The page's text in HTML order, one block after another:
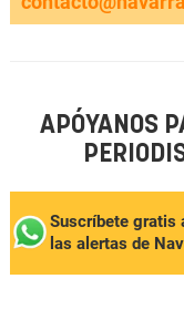
APÓYANOS
Suscríbete gratis
las alertas de